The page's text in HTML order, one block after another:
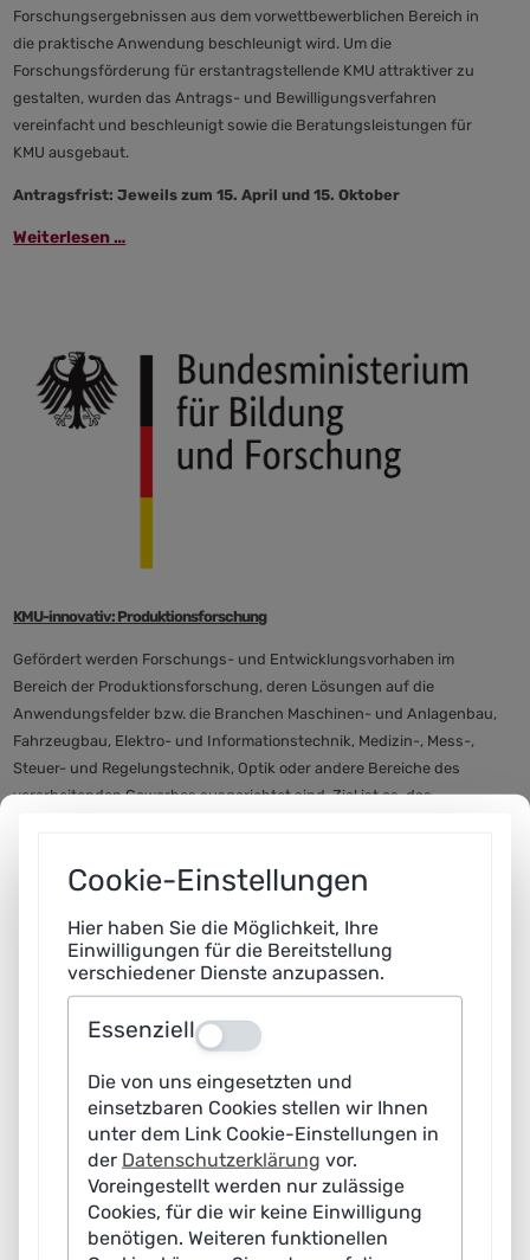
Forschungsergebnissen aus dem vorwettbewerblichen Bereich in
die praktische Anwendung beschleunigt wird. Um die
Forschungsförderung für erstantragstellende KMU attraktiver zu
gestalten, wurden das Antrags- und Bewilligungsverfahren
vereinfacht und beschleunigt sowie die Beratungsleistungen für
KMU ausgebaut.
Antragsfrist:Jeweils zum 15. April und 15. Oktober
Weiterlesen …
KMU-innovativ: Produktionsforschung
Gefördert werden Forschungs- und Entwicklungsvorhaben im
Bereich der Produktionsforschung, deren Lösungen auf die
Anwendungsfelder bzw. die Branchen Maschinen- und Anlagenbau,
Fahrzeugbau, Elektro- und Informationstechnik, Medizin-, Mess-,
Steuer- und Regelungstechnik, Optik oder andere Bereiche des
verarbeitenden Gewerbes ausgerichtet sind. Ziel ist es, das
zu gestalten, wurden das Antrags- und Bewilligungsverfahren
KMU ausgebaut.
Antragsfrist: Jeweils zum15. April und 15. Oktober
Weiterlesen …
Cookie-Einstellungen
Hier haben Sie die Möglichkeit, Ihre
Einwilligungen für die Bereitstellung
verschiedener Dienste anzupassen.
Essenziell Aus
Die von uns eingesetzten und
einsetzbaren Cookies stellen wir Ihnen
unter dem Link Cookie-Einstellungen in
der Datenschutzerklärung vor.
Voreingestellt werden nur zulässige
Cookies, für die wir keine Einwilligung
benötigen. Weiteren funktionellen